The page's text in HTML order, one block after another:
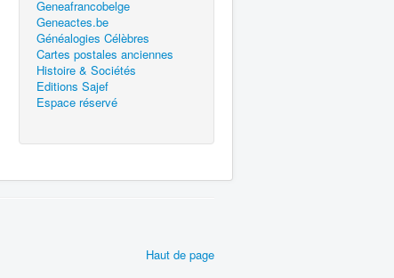
Geneafrancobelge
Geneactes.be
Généalogies Célèbres
Cartes postales anciennes
Histoire & Sociétés
Editions Sajef
Espace réservé
Haut de page